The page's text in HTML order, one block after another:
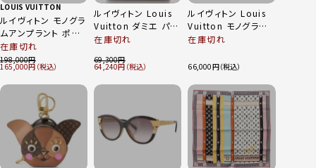
LOUIS VUITTON
ルイヴィトン モノグラ
ムアンプラント ポシ
ェットフェリシー ショ
ルダーバッグ
M64064 ノワール
在庫切れ
198,000
165,000
ルイヴィトン Louis
Vuitton ダミエ パピ
ヨン30 ポーチ付き
N51303 ブラウン
在庫切れ
69,300
64,240
ルイヴィトン Louis
Vuitton モノグラム
エシャルプ レイキャ
ラー M76067 ベー
在庫切れ
66,000